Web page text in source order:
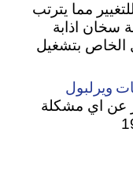
مما يترتب
سخان اذابة
الخاص بتشغيل
ويرلبول
عن اي مشكلة